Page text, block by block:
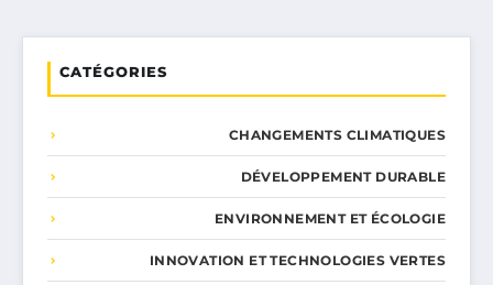
CATÉGORIES
CHANGEMENTS CLIMATIQUES
DÉVELOPPEMENT DURABLE
ENVIRONNEMENT ET ÉCOLOGIE
INNOVATION ET TECHNOLOGIES VERTES